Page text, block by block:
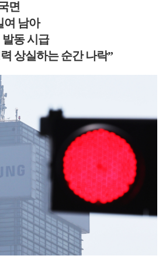
면
여 남아
발동 시급
상실하는 순간 나락”